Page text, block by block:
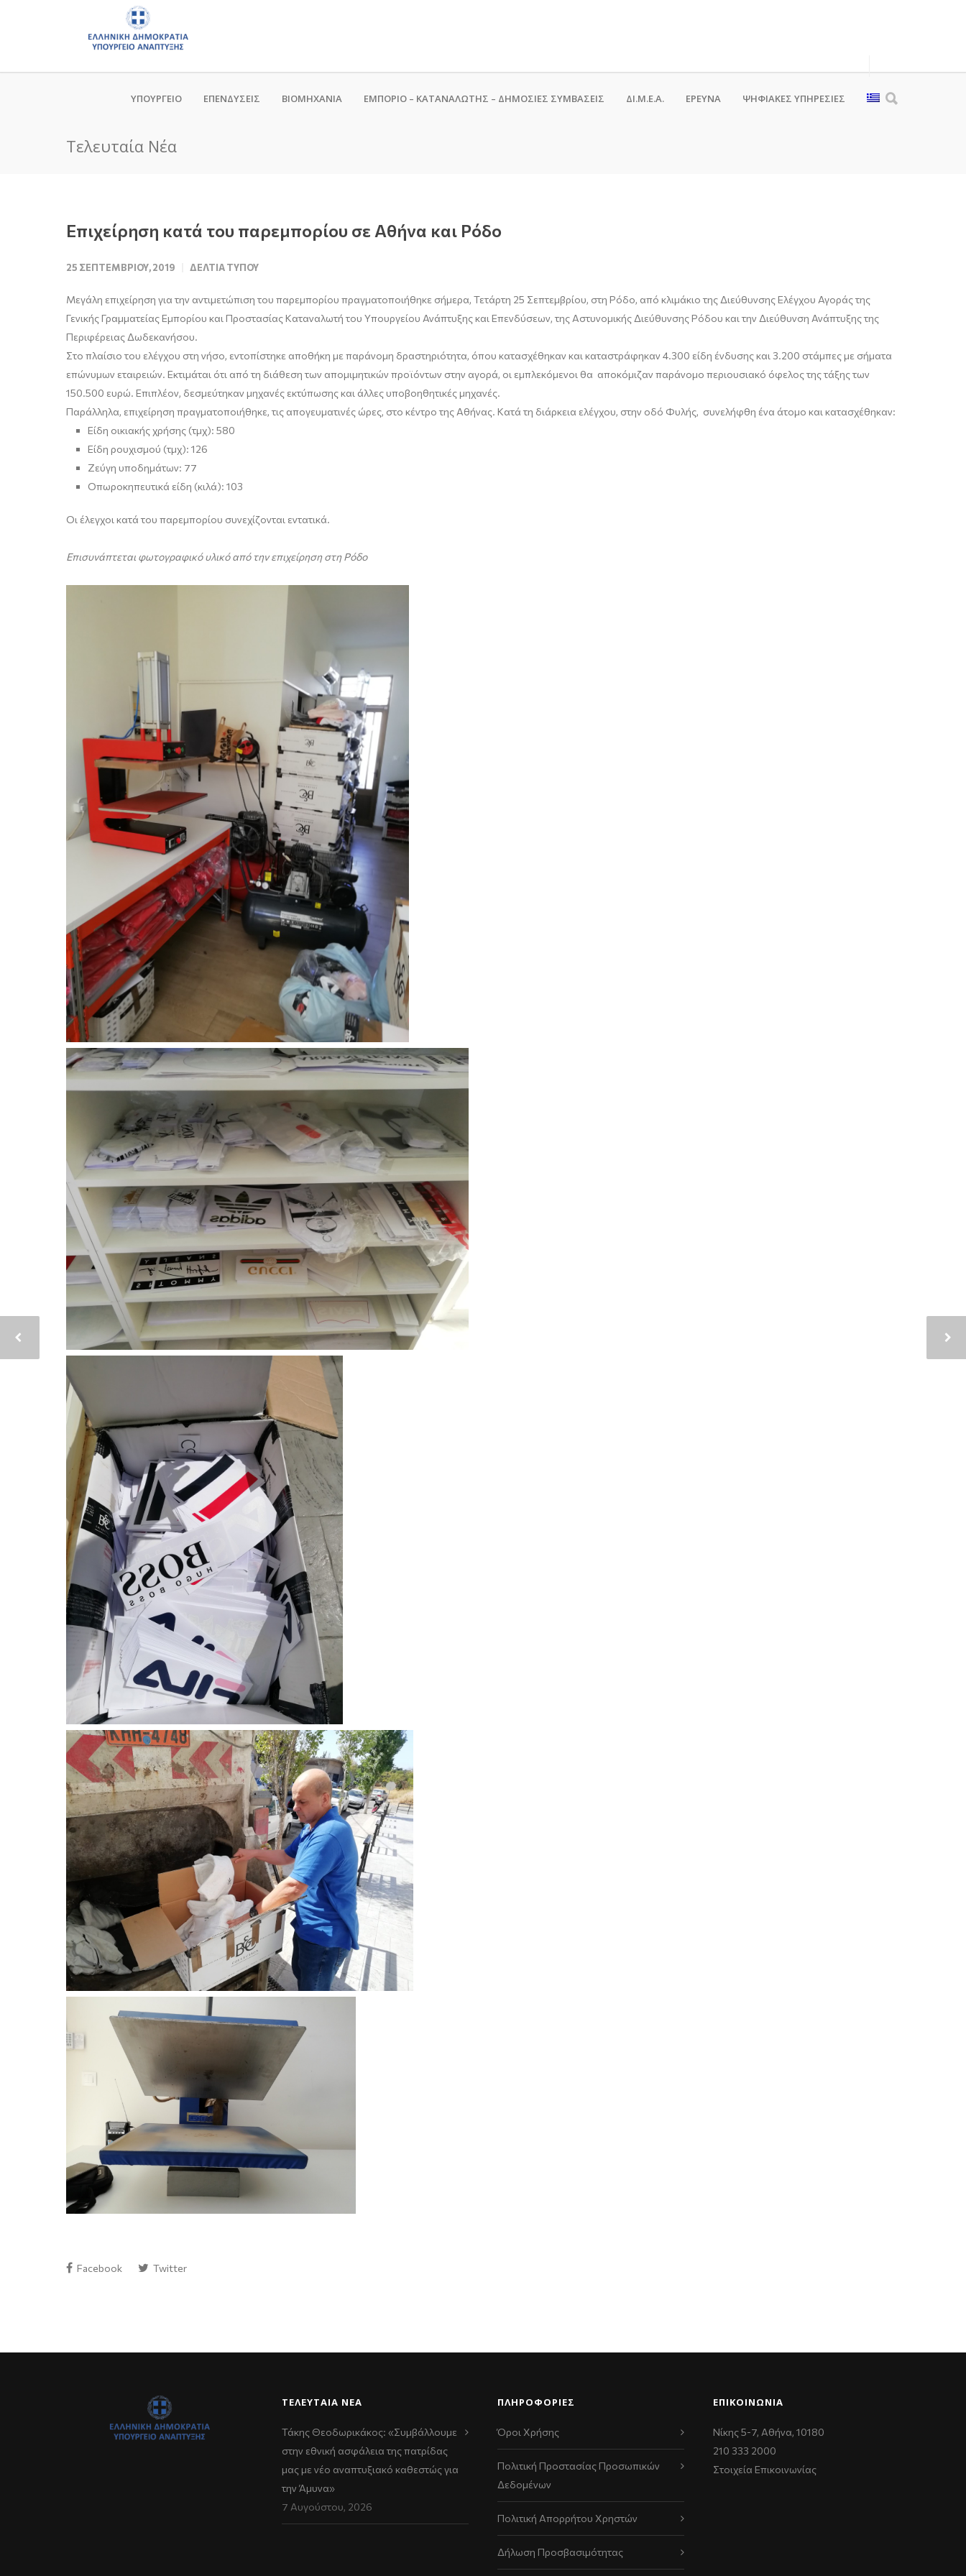
ΥΠΟΥΡΓΕΙΟ ΕΠΕΝΔΥΣΕΙΣ ΒΙΟΜΗΧΑΝΙΑ ΕΜΠΟΡΙΟ – ΚΑΤΑΝΑΛΩΤΗΣ – ΔΗΜΟΣΙΕΣ ΣΥΜΒΑΣΕΙΣ ΔΙ.Μ.Ε.Α. ΕΡΕΥΝΑ ΨΗΦΙΑΚΈΣ ΥΠΗΡΕΣΊΕΣ
Τελευταία Νέα
Επιχείρηση κατά του παρεμπορίου σε Αθήνα και Ρόδο
25 ΣΕΠΤΕΜΒΡΊΟΥ, 2019 ΔΕΛΤΊΑ ΤΎΠΟΥ
Μεγάλη επιχείρηση για την αντιμετώπιση του παρεμπορίου πραγματοποιήθηκε σήμερα, Τετάρτη 25 Σεπτεμβρίου, στη Ρόδο, από κλιμάκιο της Διεύθυνσης Ελέγχου Αγοράς της
Γενικής Γραμματείας Εμπορίου και Προστασίας Καταναλωτή του Υπουργείου Ανάπτυξης και Επενδύσεων, της Αστυνομικής Διεύθυνσης Ρόδου και την Διεύθυνση Ανάπτυξης της
Περιφέρειας Δωδεκανήσου.
Στο πλαίσιο του ελέγχου στη νήσο, εντοπίστηκε αποθήκη με παράνομη δραστηριότητα, όπου κατασχέθηκαν και καταστράφηκαν 4.300 είδη ένδυσης και 3.200 στάμπες με σήματα
επώνυμων εταιρειών. Εκτιμάται ότι από τη διάθεση των απομιμητικών προϊόντων στην αγορά, οι εμπλεκόμενοι θα αποκόμιζαν παράνομο περιουσιακό όφελος της τάξης των
150.500 ευρώ. Επιπλέον, δεσμεύτηκαν μηχανές εκτύπωσης και άλλες υποβοηθητικές μηχανές.
Παράλληλα, επιχείρηση πραγματοποιήθηκε, τις απογευματινές ώρες, στο κέντρο της Αθήνας. Κατά τη διάρκεια ελέγχου, στην οδό Φυλής, συνελήφθη ένα άτομο και κατασχέθηκαν:
Είδη οικιακής χρήσης (τμχ): 580
Είδη ρουχισμού (τμχ): 126
Ζεύγη υποδημάτων: 77
Οπωροκηπευτικά είδη (κιλά): 103
Οι έλεγχοι κατά του παρεμπορίου συνεχίζονται εντατικά.
Επισυνάπτεται φωτογραφικό υλικό από την επιχείρηση στη Ρόδο
Facebook Twitter
ΤΕΛΕΥΤΑΊΑ ΝΈΑ
Τάκης Θεοδωρικάκος: «Συμβάλλουμε
στην εθνική ασφάλεια της πατρίδας
μας με νέο αναπτυξιακό καθεστώς για
την Άμυνα»
7 Αυγούστου, 2026
ΠΛΗΡΟΦΟΡΙΕΣ
Όροι Χρήσης
Πολιτική Προστασίας Προσωπικών
Δεδομένων
Πολιτική Απορρήτου Χρηστών
Δήλωση Προσβασιμότητας
ΕΠΙΚΟΙΝΩΝΊΑ
Νίκης 5-7, Αθήνα, 10180
210 333 2000
Στοιχεία Επικοινωνίας